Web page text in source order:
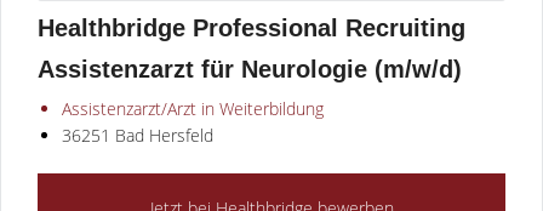
Healthbridge Professional Recruiting
Assistenzarzt für Neurologie (m/w/d)
Assistenzarzt/Arzt in Weiterbildung
36251 Bad Hersfeld